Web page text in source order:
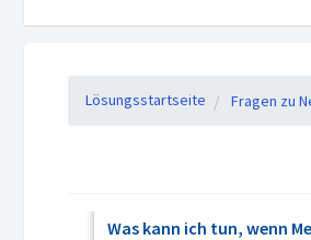
Lösungsstartseite Fragen zu
Was kann ich tun, wenn